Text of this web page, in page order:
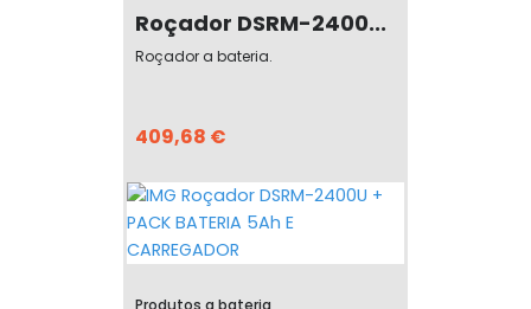
Roçador DSRM-2400...
Roçador a bateria.
409,68 €
Produtos a bateria